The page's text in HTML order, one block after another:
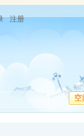
注册
空